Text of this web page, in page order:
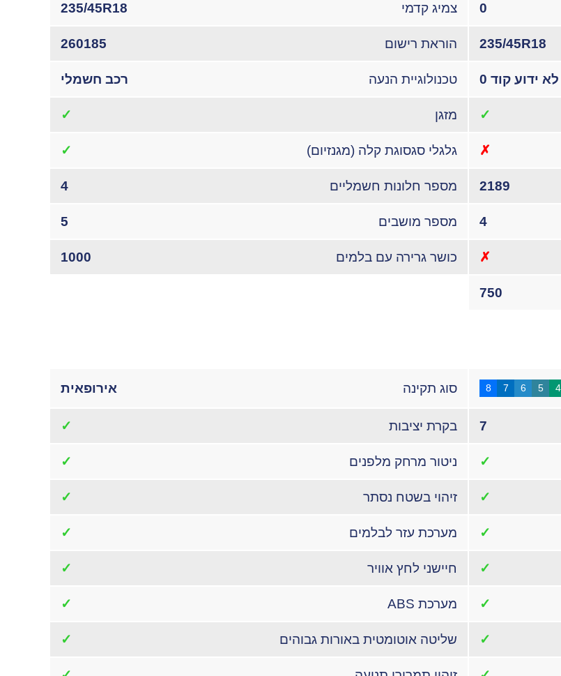
0 צמיג קדמי 235/45R18
235/45R18 הוראת רישום 260185
לא ידוע קוד 0 טכנולוגיית הנעה רכב חשמלי
✓ מזגן ✓
✗ גלגלי סגסוגת קלה (מגנזיום) ✓
2189 מספר חלונות חשמליים 4
4 מספר מושבים 5
✗ כושר גרירה עם בלמים 1000
750
4
5
6
7
8 סוג תקינה אירופאית
7 בקרת יציבות ✓
✓ ניטור מרחק מלפנים ✓
✓ זיהוי בשטח נסתר ✓
✓ מערכת עזר לבלמים ✓
✓ חיישני לחץ אוויר ✓
✓ מערכת ABS ✓
✓ שליטה אוטומטית באורות גבוהים ✓